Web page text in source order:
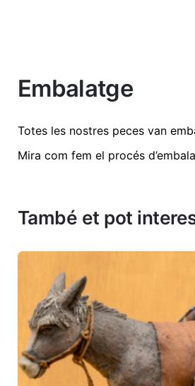
Embalatge
Totes les nostres peces van
Mira com fem el procés
Dimensions
Sigues el primer a revisió
DEIXA UNA
També et pot